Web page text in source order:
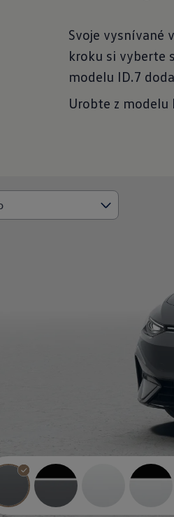
Svoje vysnívané
kroku si vyberte
modelu ID.7
Urobte z modelu